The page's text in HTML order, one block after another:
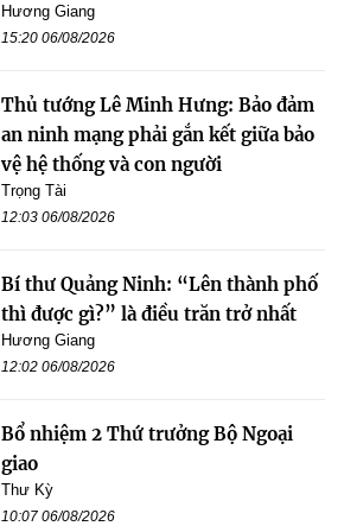
Hương Giang
15:20 06/08/2026
Thủ tướng Lê Minh Hưng: Bảo đảm
an ninh mạng phải gắn kết giữa bảo
vệ hệ thống và con người
Trọng Tài
12:03 06/08/2026
Bí thư Quảng Ninh: “Lên thành phố
thì được gì?” là điều trăn trở nhất
Hương Giang
12:02 06/08/2026
Bổ nhiệm 2 Thứ trưởng Bộ Ngoại
giao
Thư Kỳ
10:07 06/08/2026